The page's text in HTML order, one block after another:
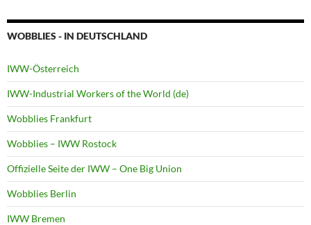
WOBBLIES - IN DEUTSCHLAND
IWW-Österreich
IWW-Industrial Workers of the World (de)
Wobblies Frankfurt
Wobblies – IWW Rostock
Offizielle Seite der IWW – One Big Union
Wobblies Berlin
IWW Bremen